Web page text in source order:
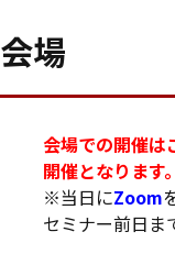
会場
会場での開催は
開催となります。
※当日にZoom
セミナー前日ま